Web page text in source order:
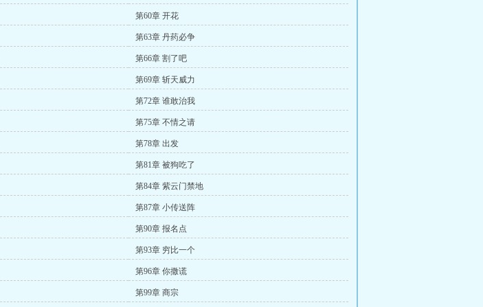
第60章 开花
第63章 丹药必争
第66章 割了吧
第69章 斩天威力
第72章 谁敢治我
第75章 不情之请
第78章 出发
第81章 被狗吃了
第84章 紫云门禁地
第87章 小传送阵
第90章 报名点
第93章 穷比一个
第96章 你撒谎
第99章 商宗